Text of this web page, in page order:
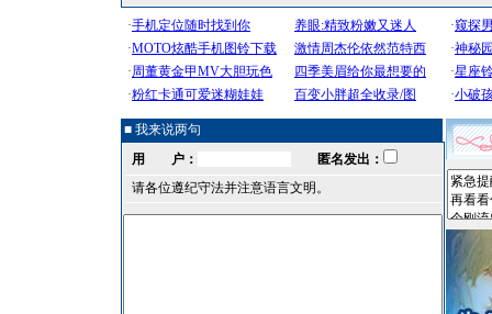
■ 我来说两句
用 户：
匿名发出：
请各位遵纪守法并注意语言文明。